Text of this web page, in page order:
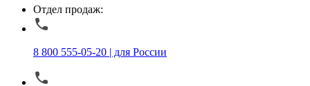
Отдел продаж:
8 800 555-05-20 | для России